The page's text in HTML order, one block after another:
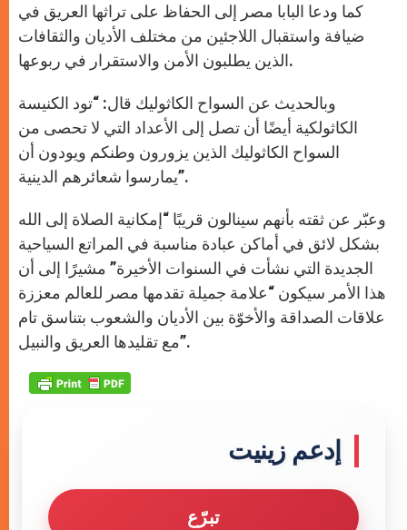
كما ودعا البابا مصر إلى الحفاظ على تراثها العريق في
ضيافة واستقبال اللاجئين من مختلف الأديان والثقافات
الذين يطلبون الأمن والاستقرار في ربوعها.
وبالحديث عن السواح الكاثوليك قال: “تود الكنيسة
الكاثولكية أيضًا أن تصل إلى الأعداد التي لا تحصى من
السواح الكاثوليك الذين يزورون وطنكم ويودون أن
يمارسوا شعائرهم الدينية”.
وعبّر عن ثقته بأنهم سينالون قريبًا “إمكانية الصلاة إلى الله
بشكل لائق في أماكن عبادة مناسبة في المراتع السياحية
الجديدة التي نشأت في السنوات الأخيرة” مشيرًا إلى أن
هذا الأمر سيكون “علامة جميلة تقدمها مصر للعالم معززة
علاقات الصداقة والأخوّة بين الأديان والشعوب بتناسق تام
مع تقليدها العريق والنبيل”.
إدعم زينيت
تبرّع